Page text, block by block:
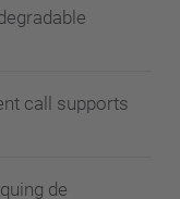
call supports
de